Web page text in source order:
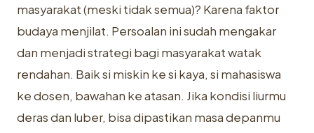
masyarakat (meski tidak semua)? Karena faktor
budaya menjilat. Persoalan ini sudah mengakar
dan menjadi strategi bagi masyarakat watak
rendahan. Baik si miskin ke si kaya, si mahasiswa
ke dosen, bawahan ke atasan. Jika kondisi liurmu
deras dan luber, bisa dipastikan masa depanmu